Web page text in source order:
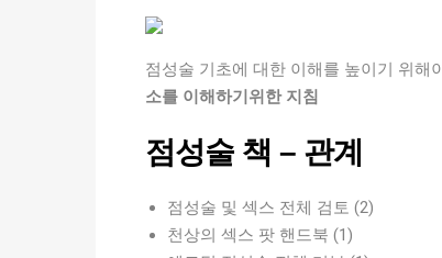
점성술 기초에 대한 이해를 높이기 위해
소를 이해하기위한 지침
점성술 책 – 관계
점성술 및 섹스 전체 검토 (2)
천상의 섹스 팟 핸드북 (1)